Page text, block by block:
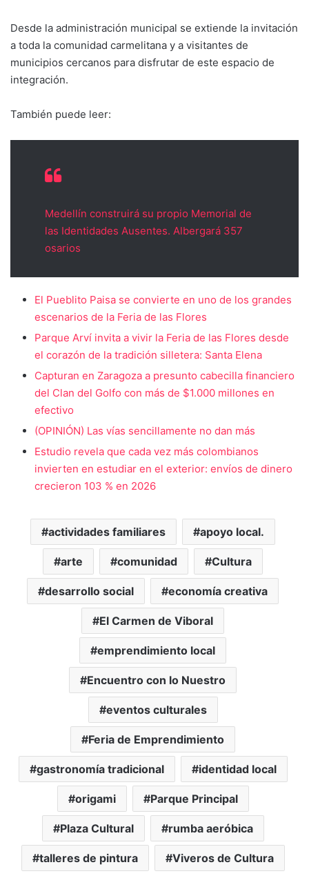
Desde la administración municipal se extiende la invitación
a toda la comunidad carmelitana y a visitantes de
municipios cercanos para disfrutar de este espacio de
integración.
También puede leer:
Medellín construirá su propio Memorial de
las Identidades Ausentes. Albergará 357
osarios
El Pueblito Paisa se convierte en uno de los grandes
escenarios de la Feria de las Flores
Parque Arví invita a vivir la Feria de las Flores desde
el corazón de la tradición silletera: Santa Elena
Capturan en Zaragoza a presunto cabecilla financiero
del Clan del Golfo con más de $1.000 millones en
efectivo
(OPINIÓN) Las vías sencillamente no dan más
Estudio revela que cada vez más colombianos
invierten en estudiar en el exterior: envíos de dinero
crecieron 103 % en 2026
actividades familiares apoyo local.
arte comunidad Cultura
desarrollo social economía creativa
El Carmen de Viboral
emprendimiento local
Encuentro con lo Nuestro
eventos culturales
Feria de Emprendimiento
gastronomía tradicional identidad local
origami Parque Principal
Plaza Cultural rumba aeróbica
talleres de pintura Viveros de Cultura